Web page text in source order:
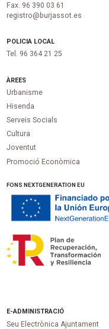
Fax. 96 390 03 61
registro@burjassot.es
POLICIA LOCAL
Tel. 96 364 21 25
ÀREES
Urbanisme
Hisenda
Serveis Socials
Cultura
Joventut
Promoció Econòmica
FONS NEXTGENERATION EU
E-ADMINISTRACIÓ
Seu Electrònica Ajuntament